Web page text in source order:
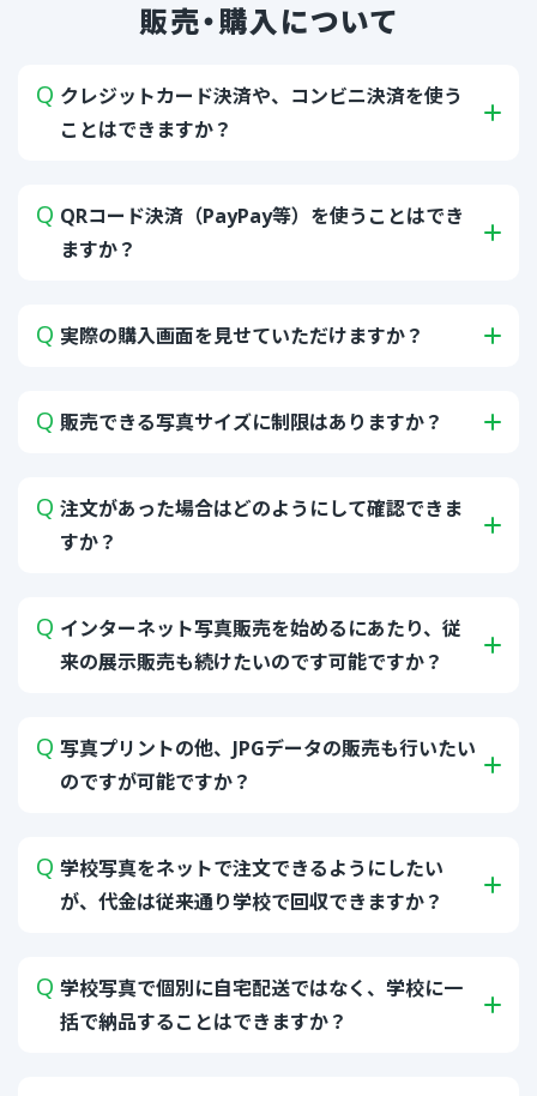
販売・購入について
クレジットカード決済や、コンビニ決済を使う
ことはできますか？
QRコード決済（PayPay等）を使うことはでき
ますか？
実際の購入画面を見せていただけますか？
販売できる写真サイズに制限はありますか？
注文があった場合はどのようにして確認できま
すか？
インターネット写真販売を始めるにあたり、従
来の展示販売も続けたいのです可能ですか？
写真プリントの他、JPGデータの販売も行いたい
のですが可能ですか？
学校写真をネットで注文できるようにしたい
が、代金は従来通り学校で回収できますか？
学校写真で個別に自宅配送ではなく、学校に一
括で納品することはできますか？